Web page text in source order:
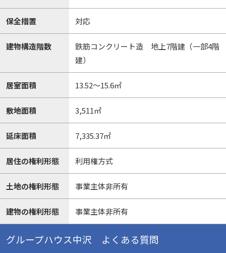
保全措置 対応
建物構造階数
鉄筋コンクリート造 地上7階建（一部4階
建）
居室面積 13.52～15.6㎡
敷地面積 3,511㎡
延床面積 7,335.37㎡
居住の権利形態 利用権方式
土地の権利形態 事業主体非所有
建物の権利形態 事業主体非所有
グループハウス中沢 よくある質問